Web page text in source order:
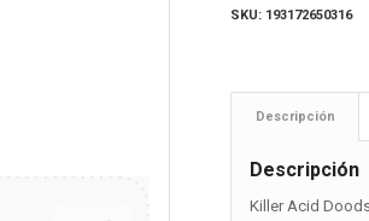
SKU: 193172650316
Descripción
Descripción
Killer Acid